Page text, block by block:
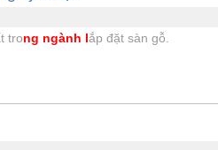
trong ngành l ắp đặt sàn gỗ.